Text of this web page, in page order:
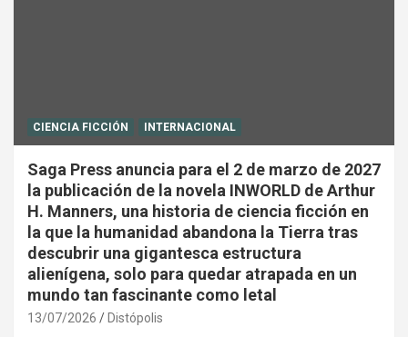
CIENCIA FICCIÓN INTERNACIONAL
Saga Press anuncia para el 2 de marzo de 2027
la publicación de la novela INWORLD de Arthur
H. Manners, una historia de ciencia ficción en
la que la humanidad abandona la Tierra tras
descubrir una gigantesca estructura
alienígena, solo para quedar atrapada en un
mundo tan fascinante como letal
13/07/2026 Distópolis